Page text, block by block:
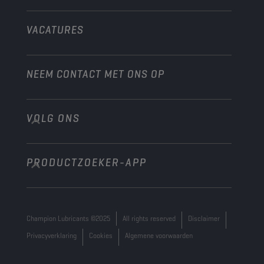
VACATURES
NEEM CONTACT MET ONS OP
info@championlubes.com
+32 3 870 00 20
Georges Gilliotstraat, 52 2620 Hemiksem
VOLG ONS
PRODUCTZOEKER-APP
Champion Lubricants ©2025 All rights reserved
Disclaimer
Privacyverklaring
Cookies Algemene voorwaarden